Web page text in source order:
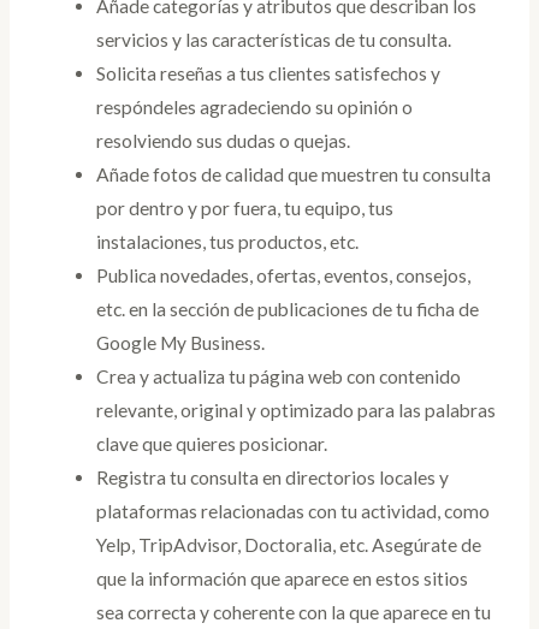
Añade categorías y atributos que describan los
servicios y las características de tu consulta.
Solicita reseñas a tus clientes satisfechos y
respóndeles agradeciendo su opinión o
resolviendo sus dudas o quejas.
Añade fotos de calidad que muestren tu consulta
por dentro y por fuera, tu equipo, tus
instalaciones, tus productos, etc.
Publica novedades, ofertas, eventos, consejos,
etc. en la sección de publicaciones de tu ficha de
Google My Business.
Crea y actualiza tu página web con contenido
relevante, original y optimizado para las palabras
clave que quieres posicionar.
Registra tu consulta en directorios locales y
plataformas relacionadas con tu actividad, como
Yelp, TripAdvisor, Doctoralia, etc. Asegúrate de
que la información que aparece en estos sitios
sea correcta y coherente con la que aparece en tu